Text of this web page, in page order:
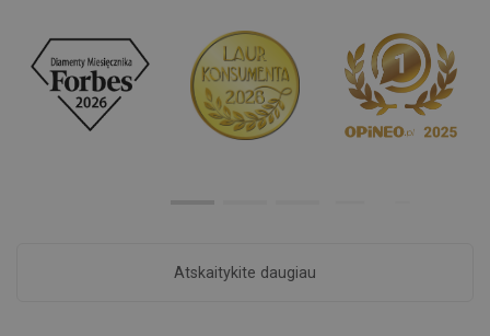
Atskaitykite daugiau